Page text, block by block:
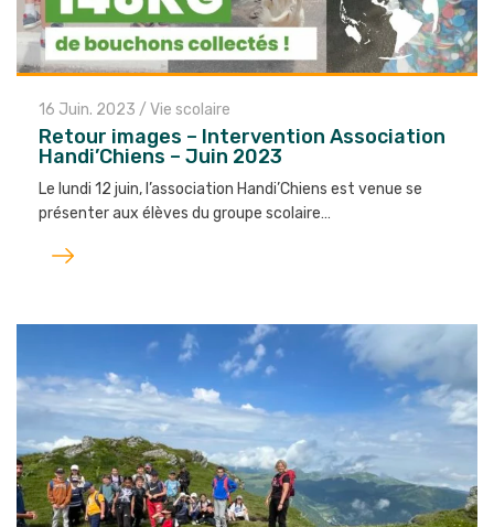
16 Juin. 2023 / Vie scolaire
Retour images – Intervention Association
Handi’Chiens – Juin 2023
Le lundi 12 juin, l’association Handi’Chiens est venue se
présenter aux élèves du groupe scolaire…
Lire
l'article